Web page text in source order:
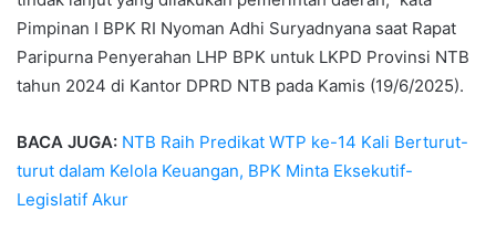
Pimpinan I BPK RI Nyoman Adhi Suryadnyana saat Rapat
Paripurna Penyerahan LHP BPK untuk LKPD Provinsi NTB
tahun 2024 di Kantor DPRD NTB pada Kamis (19/6/2025).
BACA JUGA: NTB Raih Predikat WTP ke-14 Kali Berturut-
turut dalam Kelola Keuangan, BPK Minta Eksekutif-
Legislatif Akur